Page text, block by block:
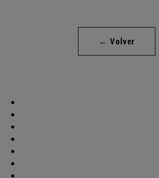
← Volver